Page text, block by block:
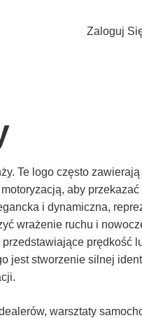
Zaloguj
Te logo często
aby przekazać
i dynamiczna,
wrażenie ruchu i
prędkość
jest stworzenie silnej
warsztaty